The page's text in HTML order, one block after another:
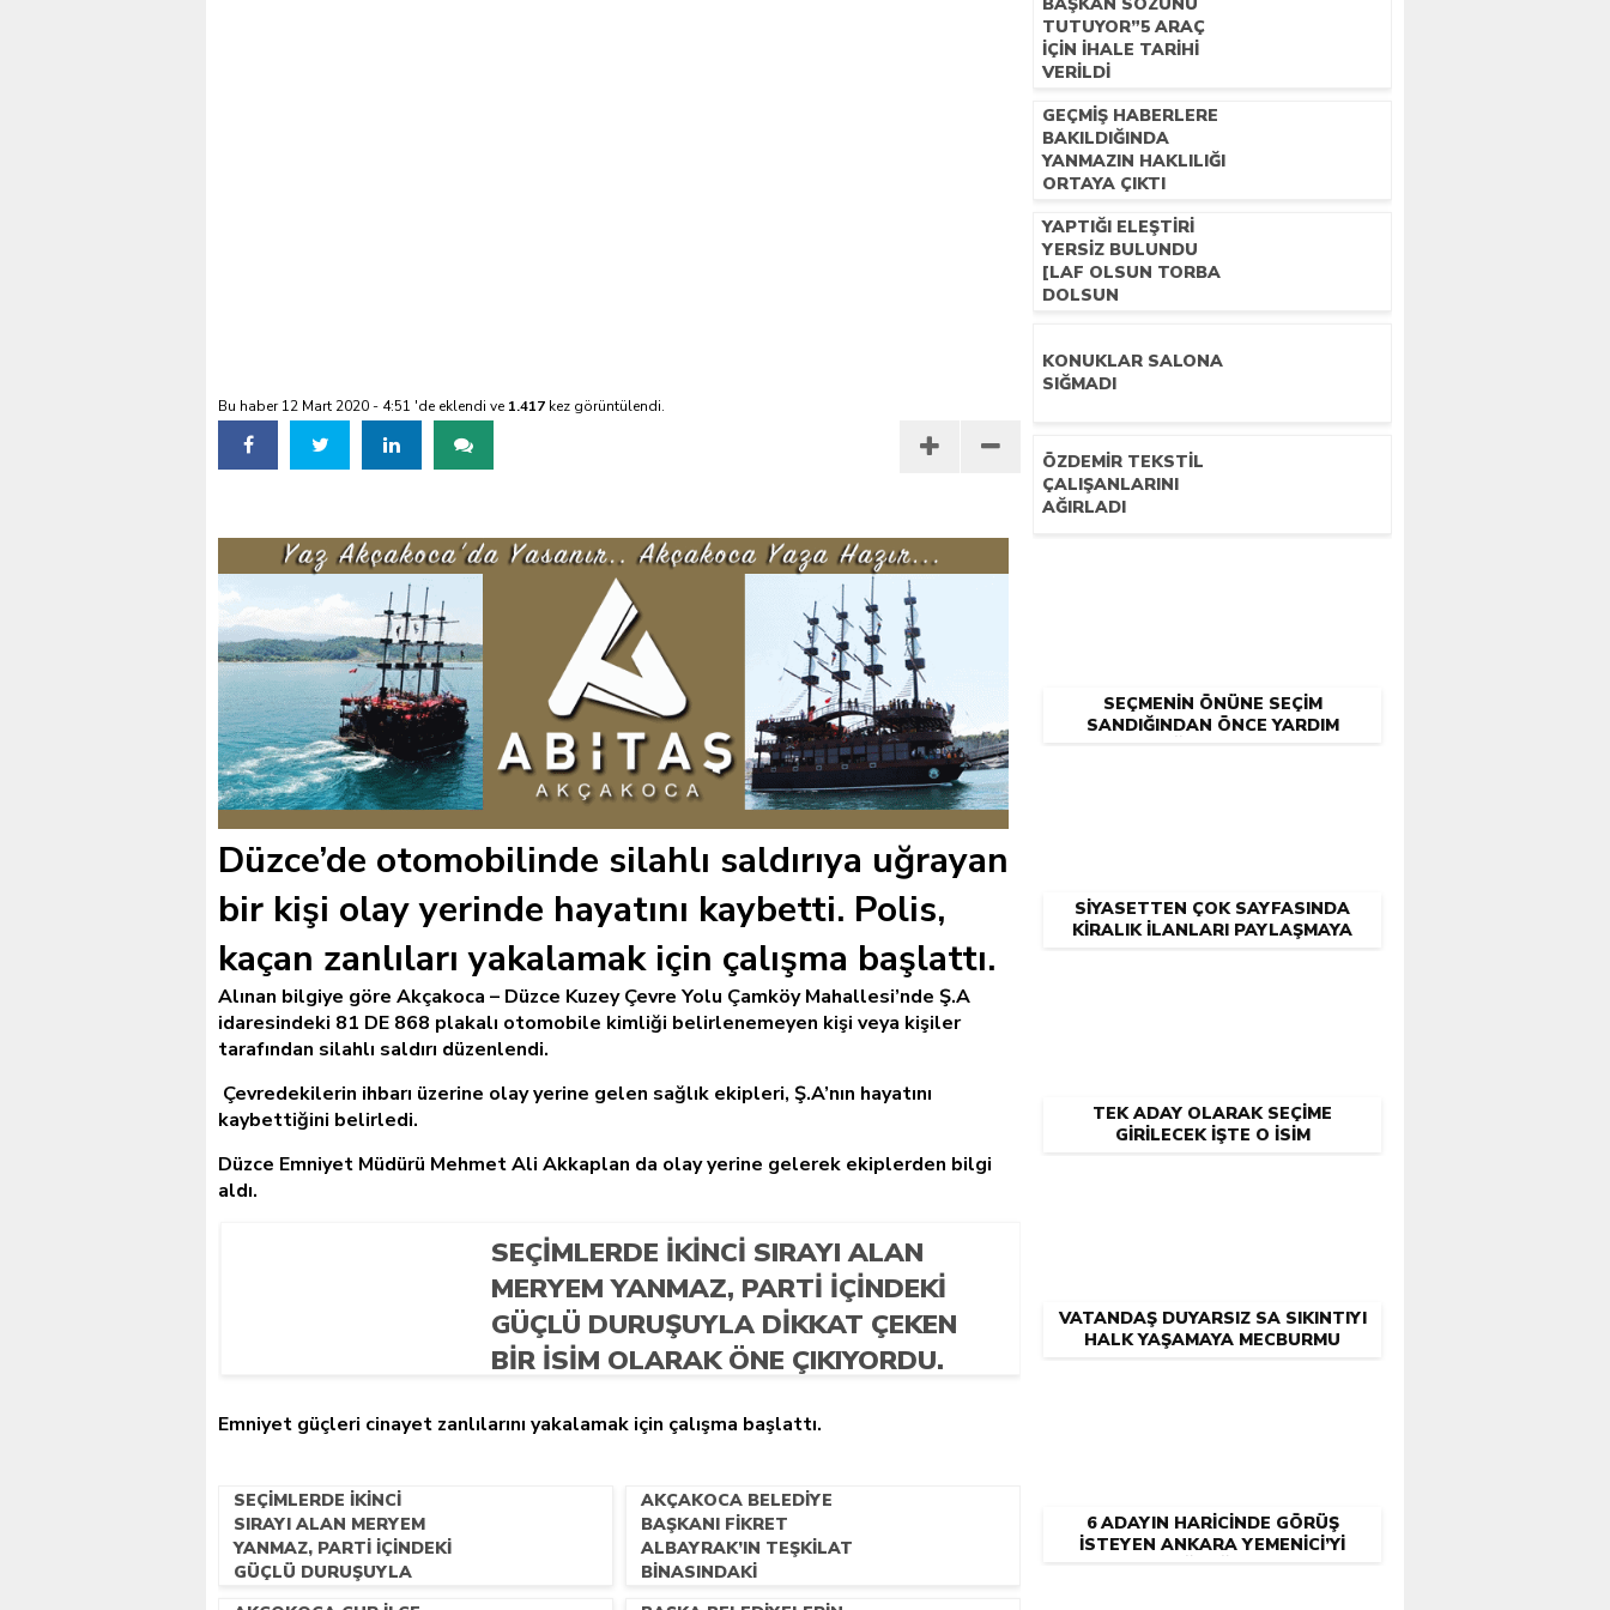
Bu haber 12 Mart 2020 - 4:51 'de eklendi ve 1.417 kez görüntülendi.
Düzce’de otomobilinde silahlı saldırıya uğrayan
bir kişi olay yerinde hayatını kaybetti. Polis,
kaçan zanlıları yakalamak için çalışma başlattı.
Alınan bilgiye göre Akçakoca – Düzce Kuzey Çevre Yolu Çamköy Mahallesi’nde Ş.A
idaresindeki 81 DE 868 plakalı otomobile kimliği belirlenemeyen kişi veya kişiler
tarafından silahlı saldırı düzenlendi.
Çevredekilerin ihbarı üzerine olay yerine gelen sağlık ekipleri, Ş.A’nın hayatını
kaybettiğini belirledi.
Düzce Emniyet Müdürü Mehmet Ali Akkaplan da olay yerine gelerek ekiplerden bilgi
aldı.
SEÇIMLERDE IKINCI SIRAYI ALAN
MERYEM YANMAZ, PARTI IÇINDEKI
GÜÇLÜ DURUŞUYLA DIKKAT ÇEKEN
BIR ISIM OLARAK ÖNE ÇIKIYORDU.
Emniyet güçleri cinayet zanlılarını yakalamak için çalışma başlattı.
SEÇIMLERDE IKINCI
SIRAYI ALAN MERYEM
YANMAZ, PARTI IÇINDEKI
GÜÇLÜ DURUŞUYLA
AKÇAKOCA BELEDIYE
BAŞKANI FIKRET
ALBAYRAK’IN TEŞKILAT
BINASINDAKI
TUTUYOR”5 ARAÇ
IÇIN İHALE TARIHI
VERILDI
GEÇMIŞ HABERLERE
BAKILDIĞINDA
YANMAZIN HAKLILIĞI
ORTAYA ÇIKTI
YAPTIĞI ELEŞTIRI
YERSIZ BULUNDU
[LAF OLSUN TORBA
DOLSUN
KONUKLAR SALONA
SIĞMADI
ÖZDEMIR TEKSTIL
ÇALIŞANLARINI
AĞIRLADI
SEÇMENIN ÖNÜNE SEÇIM
SANDIĞINDAN ÖNCE YARDIM
SIYASETTEN ÇOK SAYFASINDA
KIRALIK İLANLARI PAYLAŞMAYA
TEK ADAY OLARAK SEÇIME
GIRILECEK İŞTE O ISIM
VATANDAŞ DUYARSIZ SA SIKINTIYI
HALK YAŞAMAYA MECBURMU
6 ADAYIN HARICINDE GÖRÜŞ
İSTEYEN ANKARA YEMENICI’YI